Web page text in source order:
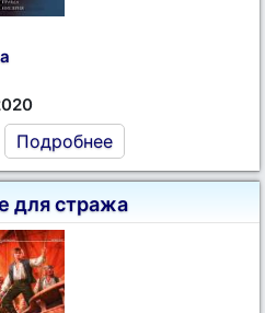
Подробнее
для стража